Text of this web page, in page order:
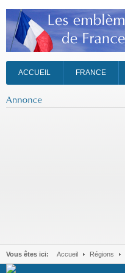
ACCUEIL FRANCE
Vous êtes ici: Accueil Régions